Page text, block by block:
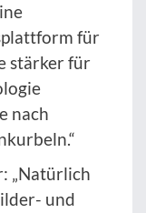
für
stärker für
nach
„Natürlich
und